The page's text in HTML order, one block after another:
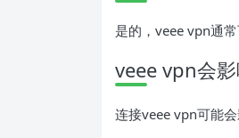
是的，veee vpn通
veee vpn会
连接veee vpn可能